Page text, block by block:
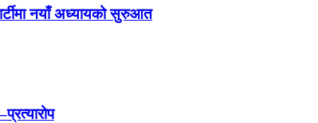
नयाँ अध्यायको सुरुआत